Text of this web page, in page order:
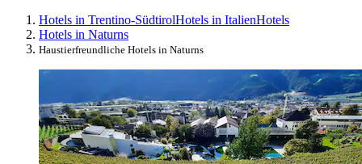
Hotels in Trentino-SüdtirolHotels in ItalienHotels
Hotels in Naturns
Haustierfreundliche Hotels in Naturns